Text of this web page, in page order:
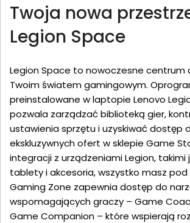
Twoja nowa
Legion Space
Legion Space to nowoczesne centrum
Twoim światem gamingowym.
preinstalowane w laptopie Lenovo
pozwala zarządzać biblioteką gier,
ustawienia sprzętu i uzyskiwać dostęp
ekskluzywnych ofert w sklepie Game
integracji z urządzeniami Legion, takimi
tablety i akcesoria, wszystko masz pod
Gaming Zone zapewnia dostęp do
wspomagających graczy – Game
Game Companion – które wspierają